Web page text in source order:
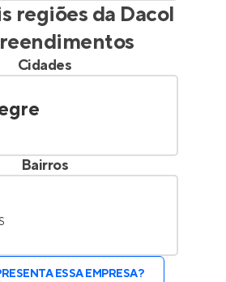
regiões da Dacol
Cidades
Bairros
ESSA EMPRESA?